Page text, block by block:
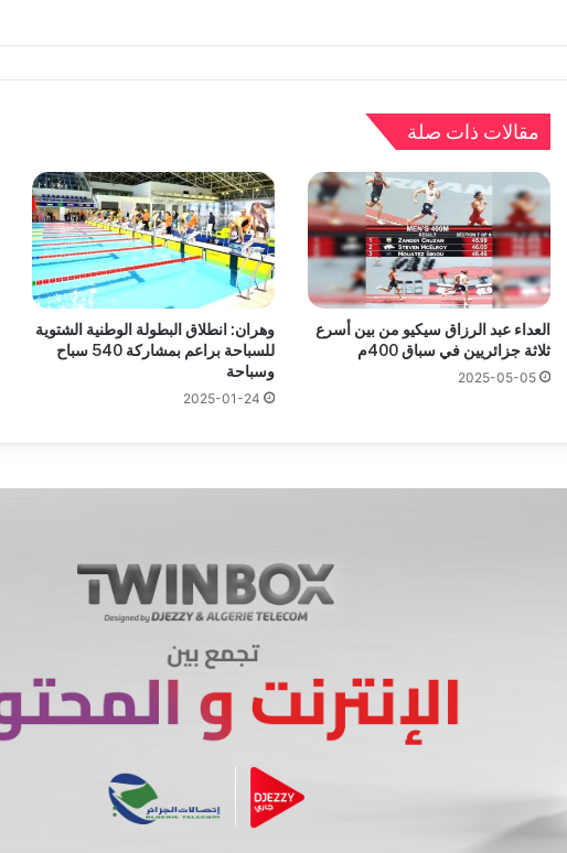
مقالات ذات صلة
العداء عبد الرزاق سيكيو من بين أسرع
ثلاثة جزائريين في سباق 400م
2025-05-05
وهران: انطلاق البطولة الوطنية الشتوية
للسباحة براعم بمشاركة 540 سباح
وسباحة
2025-01-24